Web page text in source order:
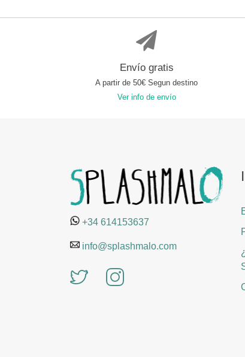
Envío gratis
A partir de 50€ Segun destino
Ver info de envío
+34 614153637
info@splashmalo.com